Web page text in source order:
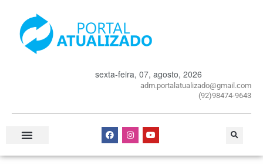
sexta-feira, 07, agosto, 2026
adm.portalatualizado@gmail.com
(92)98474-9643